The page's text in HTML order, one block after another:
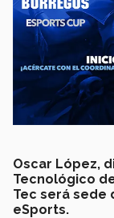
Oscar López,
Tecnológico
Tec será sede
eSports.